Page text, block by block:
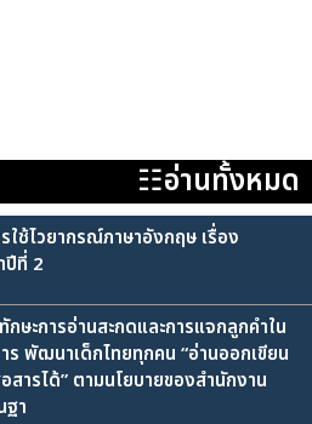
☷อ่านทั้งหมด
ช้ไวยากรณ์ภาษาอังกฤษ เรื่อง
ที่ 2
ษะการอ่านสะกดและการแจกลูกคำใน
ร พัฒนาเด็กไทยทุกคน “อ่านออกเขียน
ารได้” ตามนโยบายของสำนักงาน
ฐา